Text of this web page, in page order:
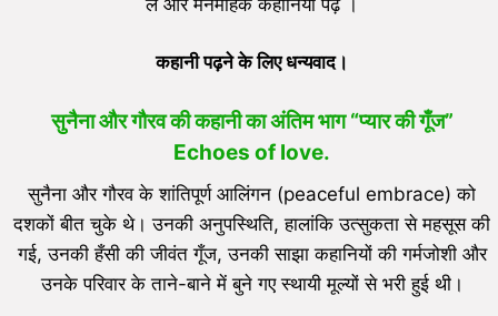
कहानी पढ़ने के लिए धन्यवाद।
सुनैना और गौरव की कहानी का अंतिम भाग “प्यार की गूँज”
Echoes of love.
सुनैना और गौरव के शांतिपूर्ण आलिंगन (peaceful embrace) को
दशकों बीत चुके थे। उनकी अनुपस्थिति, हालांकि उत्सुकता से महसूस की
गई, उनकी हँसी की जीवंत गूँज, उनकी साझा कहानियों की गर्मजोशी और
उनके परिवार के ताने-बाने में बुने गए स्थायी मूल्यों से भरी हुई थी।